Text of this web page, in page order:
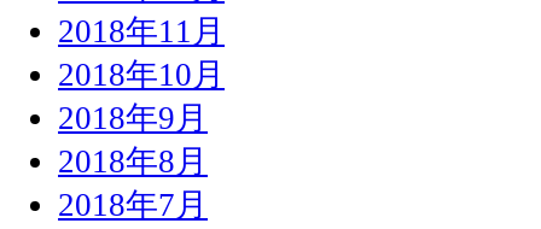
2018年11月
2018年10月
2018年9月
2018年8月
2018年7月